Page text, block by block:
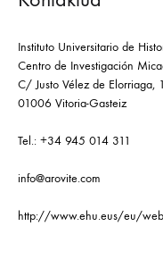
Instituto Universitario de
Centro de Investigación
C/ Justo Vélez de Elorriaga, 1
01006 Vitoria-Gasteiz
Tel.: +34 945 014 311
info@arovite.com
http://www.ehu.eus/eu/